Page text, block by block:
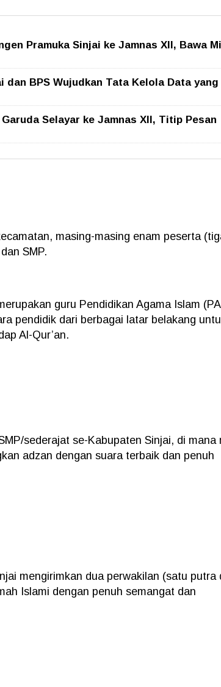
Pramuka Sinjai ke Jamnas XII, Bawa
dan BPS Wujudkan Tata Kelola Data yang
Selayar ke Jamnas XII, Titip Pesan
masing-masing enam peserta
SMP.
guru Pendidikan Agama Islam
pendidik dari berbagai latar belakang
Al-Qur’an.
sederajat se-Kabupaten Sinjai, di mana
adzan dengan suara terbaik dan penuh
mengirimkan dua perwakilan (satu putra
Islami dengan penuh semangat dan